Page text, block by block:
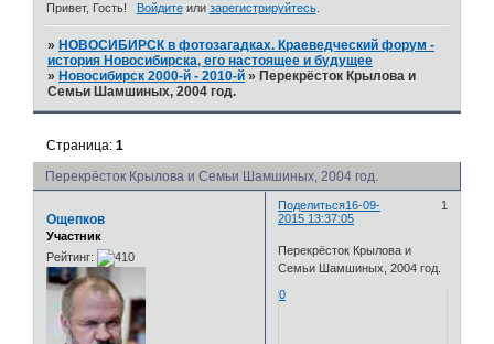
Привет, Гость! Войдитеили зарегистрируйтесь.
» НОВОСИБИРСК в фотозагадках. Краеведческий форум -
история Новосибирска, его настоящее и будущее
» Новосибирск 2000-й - 2010-й » Перекрёсток Крылова и
Семьи Шамшиных, 2004 год.
Перекрёсток Крылова и Семьи Шамшиных, 2004 год.
Страница:1
Поделиться 1
16-09-
2015 13:37:05
Ощепков
Участник
Рейтинг:
Перекрёсток Крылова и
Семьи Шамшиных, 2004 год.
0